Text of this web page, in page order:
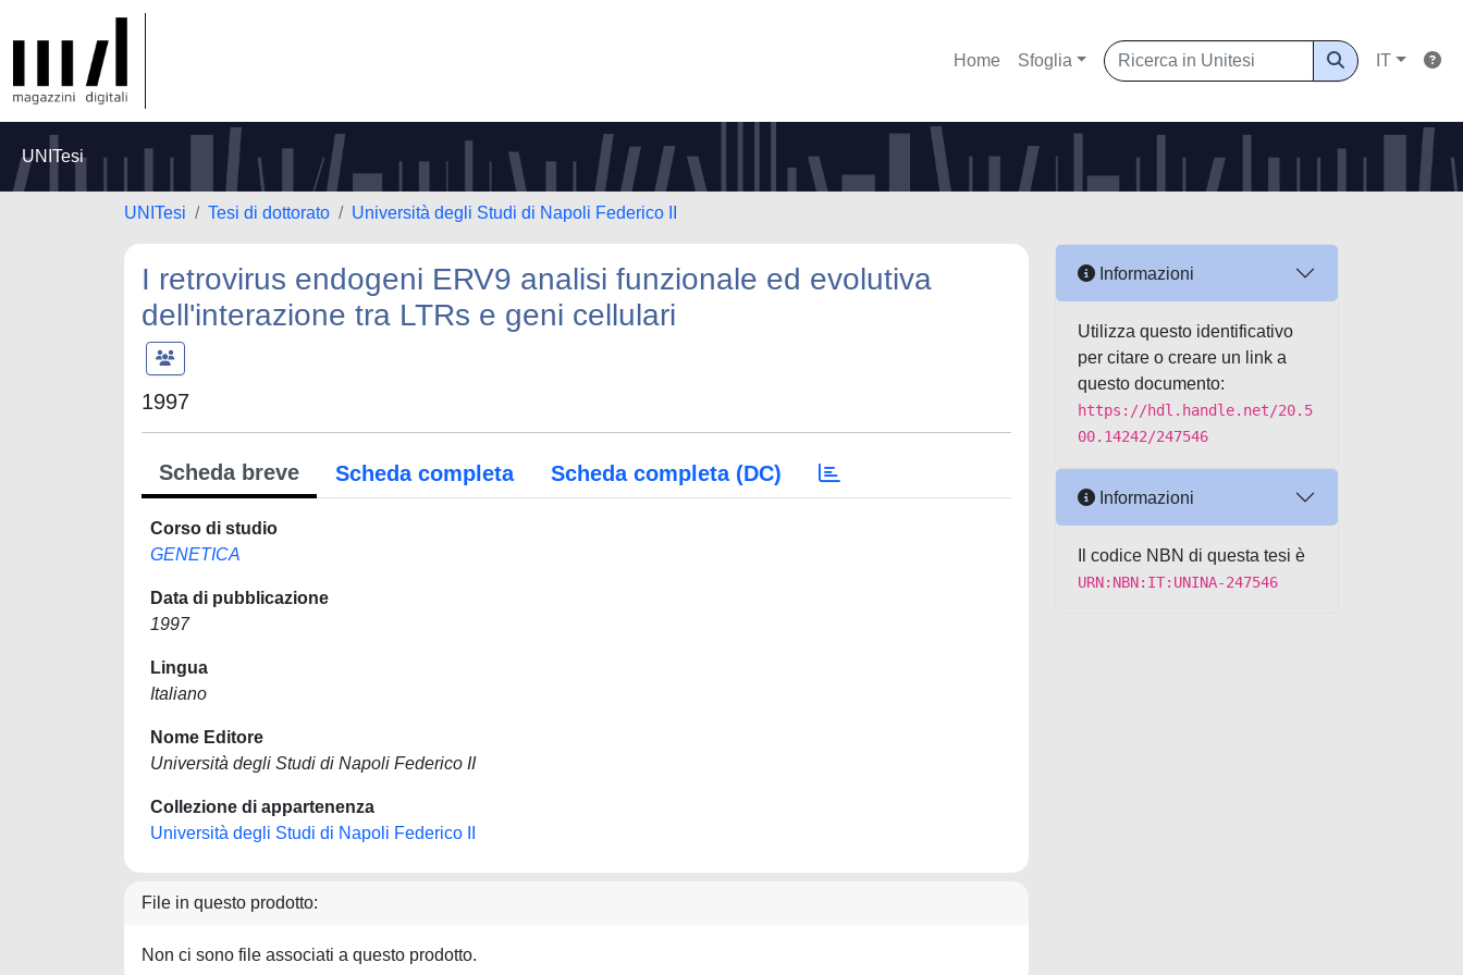
Home Sfoglia IT
UNITesi
UNITesi Tesi di dottorato Università degli Studi di Napoli Federico II
I retrovirus endogeni ERV9 analisi funzionale ed evolutiva
dell'interazione tra LTRs e geni cellulari
1997
Scheda breve Scheda completa Scheda completa (DC)
Corso di studio
GENETICA
Data di pubblicazione
1997
Lingua
Italiano
Nome Editore
Università degli Studi di Napoli Federico II
Collezione di appartenenza
Università degli Studi di Napoli Federico II
File in questo prodotto:
Non ci sono file associati a questo prodotto.
Informazioni
Utilizza questo identificativo
per citare o creare un link a
questo documento:
https://hdl.handle.net/20.5
00.14242/247546
Informazioni
Il codice NBN di questa tesi è
URN:NBN:IT:UNINA-247546